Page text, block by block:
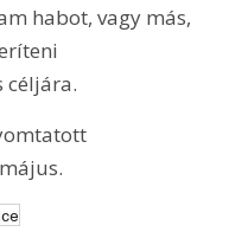
habot, vagy más,
céljára.